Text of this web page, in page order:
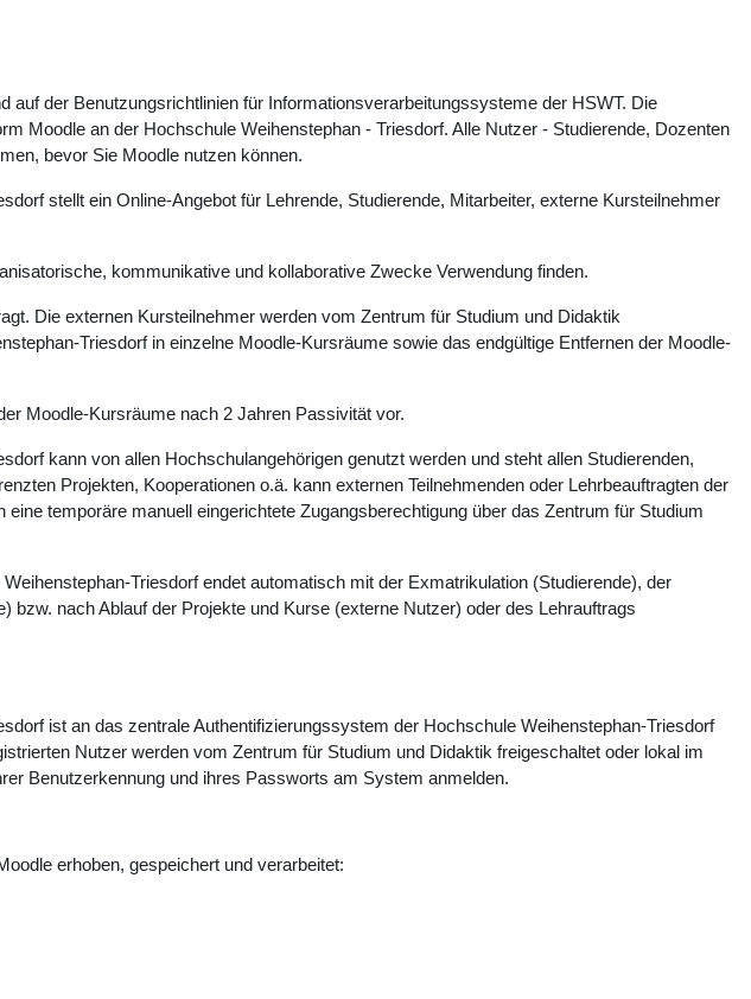
der Benutzungsrichtlinien für Informationsverarbeitungssysteme der HSWT. Die
Moodle an der Hochschule Weihenstephan - Triesdorf. Alle Nutzer - Studierende, Dozenten
bevor Sie Moodle nutzen können.
stellt ein Online-Angebot für Lehrende, Studierende, Mitarbeiter, externe Kursteilnehmer
kommunikative und kollaborative Zwecke Verwendung finden.
Die externen Kursteilnehmer werden vom Zentrum für Studium und Didaktik
Triesdorf in einzelne Moodle-Kursräume sowie das endgültige Entfernen der Moodle-
Moodle-Kursräume nach 2 Jahren Passivität vor.
kann von allen Hochschulangehörigen genutzt werden und steht allen Studierenden,
Projekten, Kooperationen o.ä. kann externen Teilnehmenden oder Lehrbeauftragten der
temporäre manuell eingerichtete Zugangsberechtigung über das Zentrum für Studium
Triesdorf endet automatisch mit der Exmatrikulation (Studierende), der
nach Ablauf der Projekte und Kurse (externe Nutzer) oder des Lehrauftrags
ist an das zentrale Authentifizierungssystem der Hochschule Weihenstephan-Triesdorf
Nutzer werden vom Zentrum für Studium und Didaktik freigeschaltet oder lokal im
Benutzerkennung und ihres Passworts am System anmelden.
erhoben, gespeichert und verarbeitet: